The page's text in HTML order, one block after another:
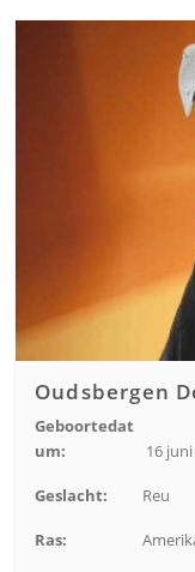
Oudsbergen
Geboortedat
um:
16
Geslacht: Reu
Ras: